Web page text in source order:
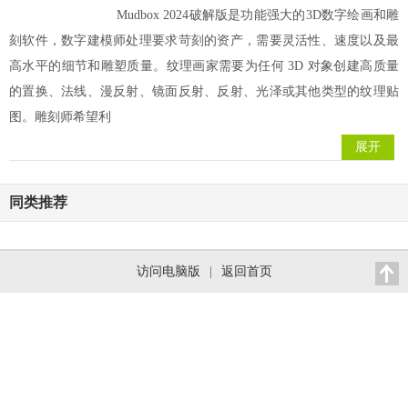
Mudbox 2024破解版是功能强大的3D数字绘画和雕
刻软件，数字建模师处理要求苛刻的资产，需要灵活性、速度以及最
高水平的细节和雕塑质量。纹理画家需要为任何 3D 对象创建高质量
的置换、法线、漫反射、镜面反射、反射、光泽或其他类型的纹理贴
图。雕刻师希望利
展开
同类推荐
访问电脑版 返回首页